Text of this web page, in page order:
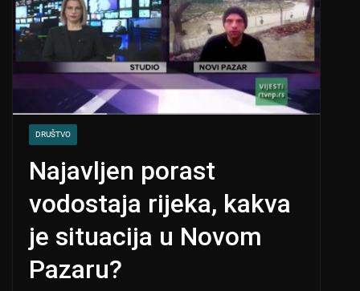
DRUŠTVO
Najavljen porast
vodostaja rijeka, kakva
je situacija u Novom
Pazaru?